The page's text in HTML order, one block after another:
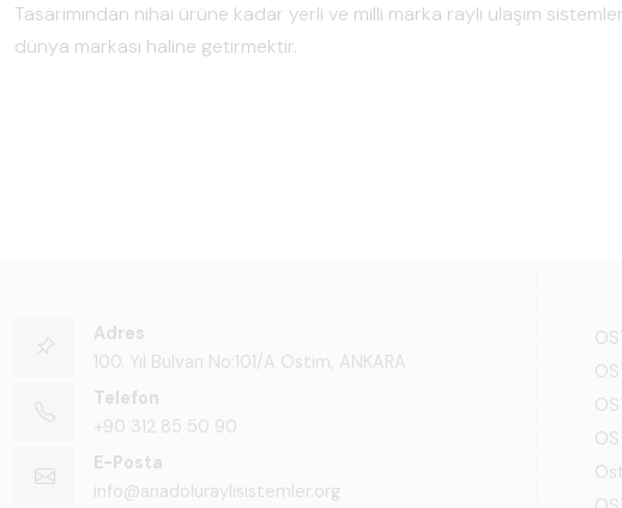
Tasarımından nihai ürüne kadar yerli ve milli marka raylı ulaşım
dünya markası haline getirmektir.
Adres
100. Yıl Bulvarı No:101/A Ostim, ANKARA
Telefon
+90 312 85 50 90
E-Posta
info@anadoluraylisistemler.org